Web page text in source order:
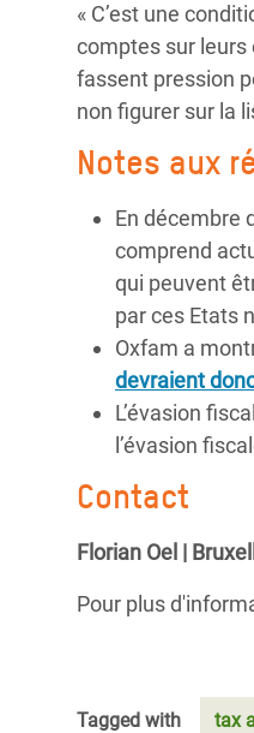
« C’est une
comptes sur leurs
fassent pression
non figurer sur la
Notes aux
En décembre
comprend
qui peuvent
par ces Etats
Oxfam a
devraient
L’évasion
l’évasion
Contact
Florian Oel |
Pour plus
Tagged with tax